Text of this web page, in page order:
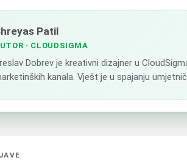
Patil
· CLOUDSIGMA
Dobrev je kreativni dizajner u
kanala. Vješt je u spajanju